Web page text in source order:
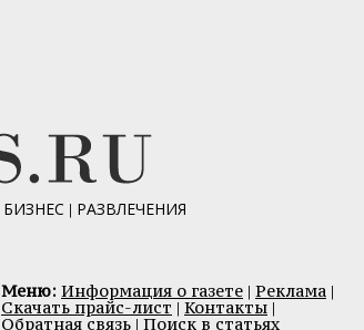
БИЗНЕС | РАЗВЛЕЧЕНИЯ
Меню: Информация о газете | Реклама |
Скачать прайс-лист | Контакты |
Обратная связь | Поиск в статьях